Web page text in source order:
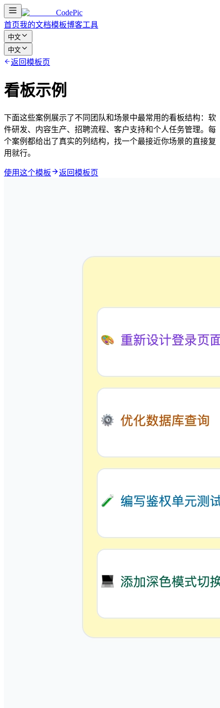
CodePic
首页我的文档模板博客工具
中文
中文
返回模板页
看板示例
下面这些案例展示了不同团队和场景中最常用的看板结构：软
件研发、内容生产、招聘流程、客户支持和个人任务管理。每
个案例都给出了真实的列结构，找一个最接近你场景的直接复
用就行。
使用这个模板 返回模板页